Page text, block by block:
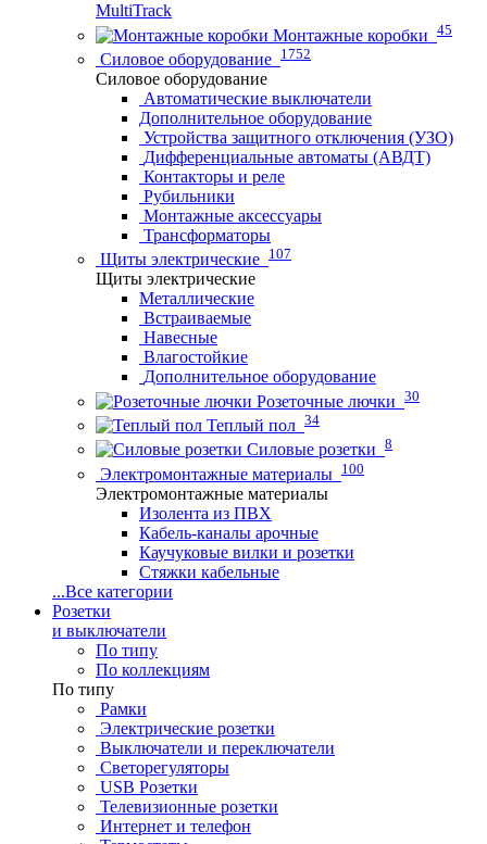
MultiTrack
Монтажные коробки 45
Силовое оборудование 1752
Силовое оборудование
Автоматические выключатели
Дополнительное оборудование
Устройства защитного отключения (УЗО)
Дифференциальные автоматы (АВДТ)
Контакторы и реле
Рубильники
Монтажные аксессуары
Трансформаторы
Щиты электрические 107
Щиты электрические
Металлические
Встраиваемые
Навесные
Влагостойкие
Дополнительное оборудование
Розеточные лючки 30
Теплый пол 34
Силовые розетки 8
Электромонтажные материалы 100
Электромонтажные материалы
Изолента из ПВХ
Кабель-каналы арочные
Каучуковые вилки и розетки
Стяжки кабельные
...Все категории
Розетки
и выключатели
По типу
По коллекциям
По типу
Рамки
Электрические розетки
Выключатели и переключатели
Светорегуляторы
USB Розетки
Телевизионные розетки
Интернет и телефон